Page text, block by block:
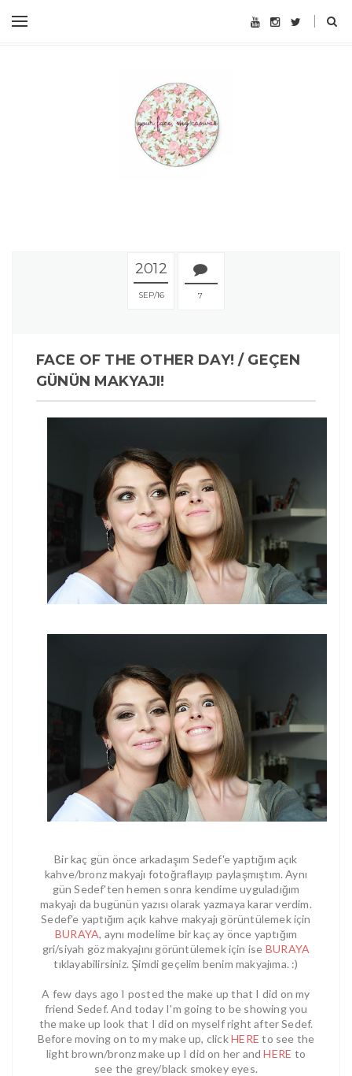
2012
SEP 16 7
FACE OF THE OTHER DAY! / GEÇEN
GÜNÜN MAKYAJI!
Bir kaç gün önce arkadaşım Sedef'e yaptığım açık
kahve/bronz makyajı fotoğraflayıp paylaşmıştım. Aynı
gün Sedef'ten hemen sonra kendime uyguladığım
makyajı da bugünün yazısı olarak yazmaya karar verdim.
Sedef'e yaptığım açık kahve makyajı görüntülemek için
BURAYA, aynı modelime bir kaç ay önce yaptığım
gri/siyah göz makyajını görüntülemek için ise BURAYA
tıklayabilirsiniz. Şimdi geçelim benim makyajıma. :)
A few days ago I posted the make up that I did on my
friend Sedef. And today I'm going to be showing you
the make up look that I did on myself right after Sedef.
Before moving on to my make up, clickHEREto see the
light brown/bronz make up I did on her andHERE to
see the grey/black smokey eyes.